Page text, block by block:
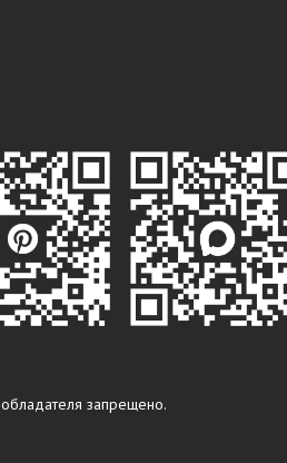
запрещено.